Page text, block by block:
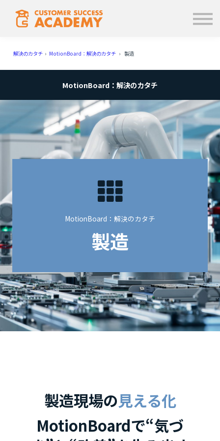
学ぶ
使い方
ログイン
解決のカタチ › MotionBoard：解決のカタチ › 製造
MotionBoard：解決のカタチ
MotionBoard：解決のカタチ
製造
製造現場の見える化
MotionBoardで“気づ